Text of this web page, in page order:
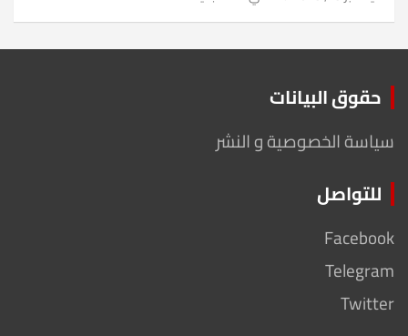
حقوق البيانات
سياسة الخصوصية و النشر
للتواصل
Facebook
Telegram
Twitter